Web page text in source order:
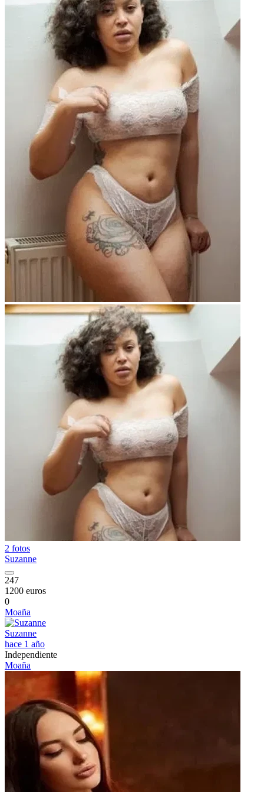
2 fotos
Suzanne
247
1200 euros
0
Moaña
Suzanne
hace 1 año
Independiente
Moaña